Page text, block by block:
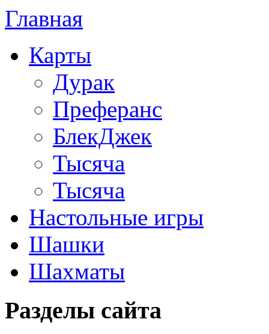
Главная
Карты
Дурак
Преферанс
БлекДжек
Тысяча
Тысяча
Настольные игры
Шашки
Шахматы
Разделы сайта